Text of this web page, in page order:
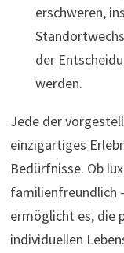
erschweren,
der
werden.
Jede der
einzigartiges
Bedürfnisse. Ob
familienfreundlich
ermöglicht es, die
individuellen